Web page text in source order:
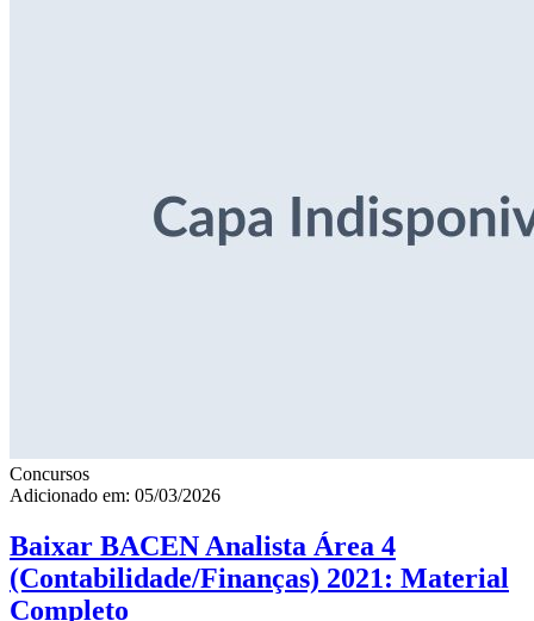
Concursos
Adicionado em: 05/03/2026
Baixar BACEN Analista Área 4
(Contabilidade/Finanças) 2021: Material
Completo